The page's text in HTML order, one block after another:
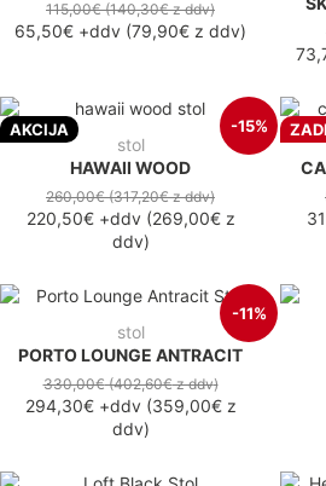
115,00€(140,30€z ddv)
65,50€ +ddv (79,90€ z ddv)
AKCIJA -15%
stol
HAWAII WOOD
260,00€(317,20€z ddv)
220,50€+ddv(269,00€z
ddv)
-11%
stol
PORTO LOUNGE ANTRACIT
330,00€(402,60€z ddv)
294,30€+ddv(359,00€z
ddv)